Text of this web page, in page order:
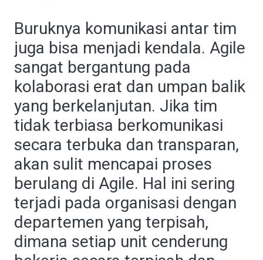
Buruknya komunikasi antar tim
juga bisa menjadi kendala. Agile
sangat bergantung pada
kolaborasi erat dan umpan balik
yang berkelanjutan. Jika tim
tidak terbiasa berkomunikasi
secara terbuka dan transparan,
akan sulit mencapai proses
berulang di Agile. Hal ini sering
terjadi pada organisasi dengan
departemen yang terpisah,
dimana setiap unit cenderung